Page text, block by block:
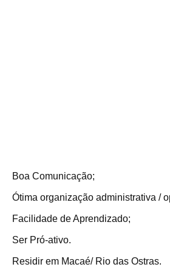
Boa Comunicação;
Ótima organização administrativa /
Facilidade de Aprendizado;
Ser Pró-ativo.
Residir em Macaé/ Rio das Ostras.